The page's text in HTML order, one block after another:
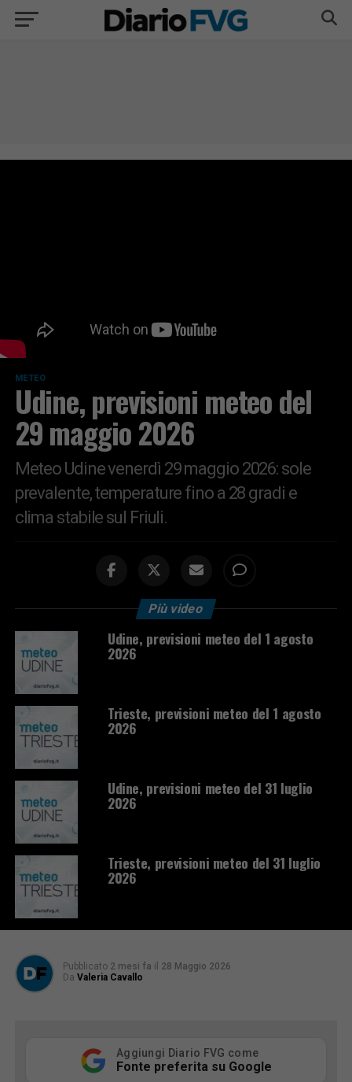
METEO
Udine, previsioni meteo del
29 maggio 2026
Meteo Udine venerdì 29 maggio 2026: sole
prevalente, temperature fino a 28 gradi e
clima stabile sul Friuli.
Più video
Udine, previsioni meteo del 1 agosto
2026
Trieste, previsioni meteo del 1 agosto
2026
Udine, previsioni meteo del 31 luglio
2026
Trieste, previsioni meteo del 31 luglio
2026
Pubblicato 2 mesi fa il 28 Maggio 2026
Da Valeria Cavallo
Aggiungi Diario FVG come
Fonte preferita su Google